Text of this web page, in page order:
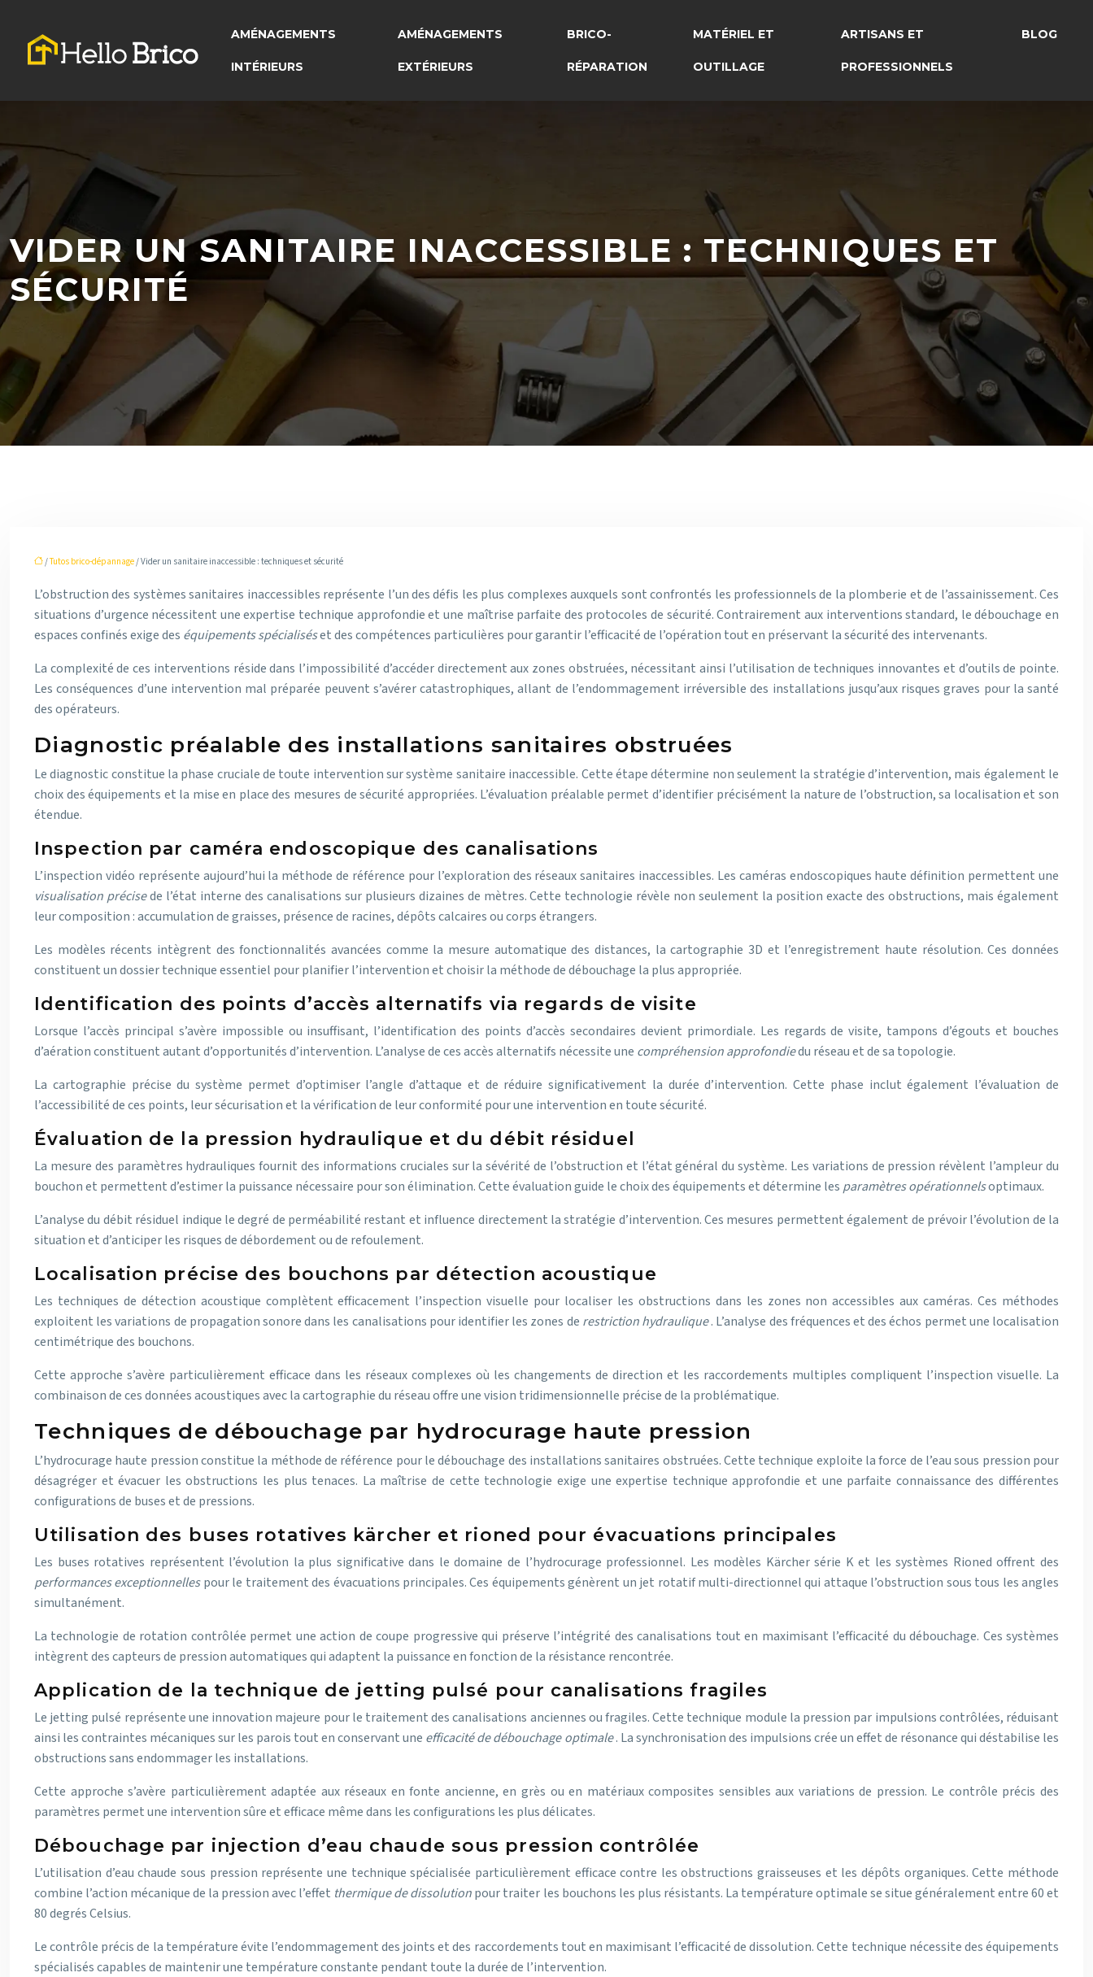
AMÉNAGEMENTS
INTÉRIEURS
AMÉNAGEMENTS
EXTÉRIEURS
BRICO-
RÉPARATION
MATÉRIEL ET
OUTILLAGE
ARTISANS ET
PROFESSIONNELS
BLOG
VIDER UN SANITAIRE INACCESSIBLE : TECHNIQUES ET
SÉCURITÉ
/Tutos brico-dépannage/ Vider un sanitaire inaccessible : techniques et sécurité
L’obstruction des systèmes sanitaires inaccessibles représente l’un des défis les plus complexes auxquels sont confrontés les professionnels de la plomberie et de l’assainissement. Ces
situations d’urgence nécessitent une expertise technique approfondie et une maîtrise parfaite des protocoles de sécurité. Contrairement aux interventions standard, le débouchage en
espaces confinés exige des équipements spécialiséset des compétences particulières pour garantir l’efficacité de l’opération tout en préservant la sécurité des intervenants.
La complexité de ces interventions réside dans l’impossibilité d’accéder directement aux zones obstruées, nécessitant ainsi l’utilisation de techniques innovantes et d’outils de pointe.
Les conséquences d’une intervention mal préparée peuvent s’avérer catastrophiques, allant de l’endommagement irréversible des installations jusqu’aux risques graves pour la santé
des opérateurs.
Diagnostic préalable des installations sanitaires obstruées
Le diagnostic constitue la phase cruciale de toute intervention sur système sanitaire inaccessible. Cette étape détermine non seulement la stratégie d’intervention, mais également le
choix des équipements et la mise en place des mesures de sécurité appropriées. L’évaluation préalable permet d’identifier précisément la nature de l’obstruction, sa localisation et son
étendue.
Inspection par caméra endoscopique des canalisations
L’inspection vidéo représente aujourd’hui la méthode de référence pour l’exploration des réseaux sanitaires inaccessibles. Les caméras endoscopiques haute définition permettent une
visualisation précisede l’état interne des canalisations sur plusieurs dizaines de mètres. Cette technologie révèle non seulement la position exacte des obstructions, mais également
leur composition : accumulation de graisses, présence de racines, dépôts calcaires ou corps étrangers.
Les modèles récents intègrent des fonctionnalités avancées comme la mesure automatique des distances, la cartographie 3D et l’enregistrement haute résolution. Ces données
constituent un dossier technique essentiel pour planifier l’intervention et choisir la méthode de débouchage la plus appropriée.
Identification des points d’accès alternatifs via regards de visite
Lorsque l’accès principal s’avère impossible ou insuffisant, l’identification des points d’accès secondaires devient primordiale. Les regards de visite, tampons d’égouts et bouches
d’aération constituent autant d’opportunités d’intervention. L’analyse de ces accès alternatifs nécessite une compréhension approfondiedu réseau et de sa topologie.
La cartographie précise du système permet d’optimiser l’angle d’attaque et de réduire significativement la durée d’intervention. Cette phase inclut également l’évaluation de
l’accessibilité de ces points, leur sécurisation et la vérification de leur conformité pour une intervention en toute sécurité.
Évaluation de la pression hydraulique et du débit résiduel
La mesure des paramètres hydrauliques fournit des informations cruciales sur la sévérité de l’obstruction et l’état général du système. Les variations de pression révèlent l’ampleur du
bouchon et permettent d’estimer la puissance nécessaire pour son élimination. Cette évaluation guide le choix des équipements et détermine les paramètres opérationnelsoptimaux.
L’analyse du débit résiduel indique le degré de perméabilité restant et influence directement la stratégie d’intervention. Ces mesures permettent également de prévoir l’évolution de la
situation et d’anticiper les risques de débordement ou de refoulement.
Localisation précise des bouchons par détection acoustique
Les techniques de détection acoustique complètent efficacement l’inspection visuelle pour localiser les obstructions dans les zones non accessibles aux caméras. Ces méthodes
exploitent les variations de propagation sonore dans les canalisations pour identifier les zones de restriction hydraulique. L’analyse des fréquences et des échos permet une localisation
centimétrique des bouchons.
Cette approche s’avère particulièrement efficace dans les réseaux complexes où les changements de direction et les raccordements multiples compliquent l’inspection visuelle. La
combinaison de ces données acoustiques avec la cartographie du réseau offre une vision tridimensionnelle précise de la problématique.
Techniques de débouchage par hydrocurage haute pression
L’hydrocurage haute pression constitue la méthode de référence pour le débouchage des installations sanitaires obstruées. Cette technique exploite la force de l’eau sous pression pour
désagréger et évacuer les obstructions les plus tenaces. La maîtrise de cette technologie exige une expertise technique approfondie et une parfaite connaissance des différentes
configurations de buses et de pressions.
Utilisation des buses rotatives kärcher et rioned pour évacuations principales
Les buses rotatives représentent l’évolution la plus significative dans le domaine de l’hydrocurage professionnel. Les modèles Kärcher série K et les systèmes Rioned offrent des
performances exceptionnellespour le traitement des évacuations principales. Ces équipements génèrent un jet rotatif multi-directionnel qui attaque l’obstruction sous tous les angles
simultanément.
La technologie de rotation contrôlée permet une action de coupe progressive qui préserve l’intégrité des canalisations tout en maximisant l’efficacité du débouchage. Ces systèmes
intègrent des capteurs de pression automatiques qui adaptent la puissance en fonction de la résistance rencontrée.
Application de la technique de jetting pulsé pour canalisations fragiles
Le jetting pulsé représente une innovation majeure pour le traitement des canalisations anciennes ou fragiles. Cette technique module la pression par impulsions contrôlées, réduisant
ainsi les contraintes mécaniques sur les parois tout en conservant une efficacité de débouchage optimale. La synchronisation des impulsions crée un effet de résonance qui déstabilise les
obstructions sans endommager les installations.
Cette approche s’avère particulièrement adaptée aux réseaux en fonte ancienne, en grès ou en matériaux composites sensibles aux variations de pression. Le contrôle précis des
paramètres permet une intervention sûre et efficace même dans les configurations les plus délicates.
Débouchage par injection d’eau chaude sous pression contrôlée
L’utilisation d’eau chaude sous pression représente une technique spécialisée particulièrement efficace contre les obstructions graisseuses et les dépôts organiques. Cette méthode
combine l’action mécanique de la pression avec l’effet thermique de dissolutionpour traiter les bouchons les plus résistants. La température optimale se situe généralement entre 60 et
80 degrés Celsius.
Le contrôle précis de la température évite l’endommagement des joints et des raccordements tout en maximisant l’efficacité de dissolution. Cette technique nécessite des équipements
spécialisés capables de maintenir une température constante pendant toute la durée de l’intervention.